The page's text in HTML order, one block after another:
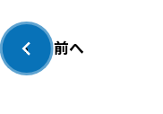
‹ 前へ